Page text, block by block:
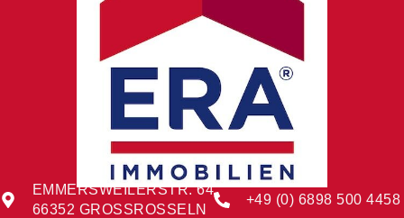
EMMERSWEILERSTR. 64
66352 GROSSROSSELN
+49 (0) 6898 500 4458